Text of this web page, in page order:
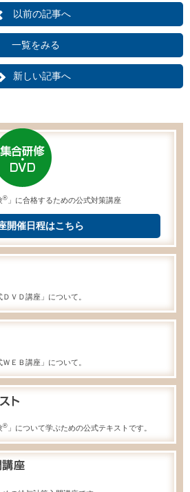
以前の記事へ
一覧をみる
新しい記事へ
® 」に合格するための公式対策講座
開催日程はこちら
ＶＤ講座」について。
ＥＢ講座」について。
® 」について学ぶための公式テキストです。